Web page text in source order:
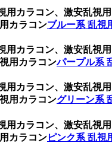
カラコン、激安乱
カラコンブルー系 乱視
カラコン、激安乱
用カラコンパープル系
カラコン、激安乱
用カラコングリーン系
カラコン、激安乱
カラコンピンク系 乱視